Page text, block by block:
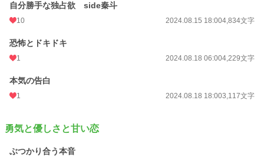
自分勝手な独占欲 side秦斗
10 2024.08.15 18:004,834文字
恐怖とドキドキ
1 2024.08.18 06:004,229文字
本気の告白
1 2024.08.18 18:003,117文字
勇気と優しさと甘い恋
ぶつかり合う本音